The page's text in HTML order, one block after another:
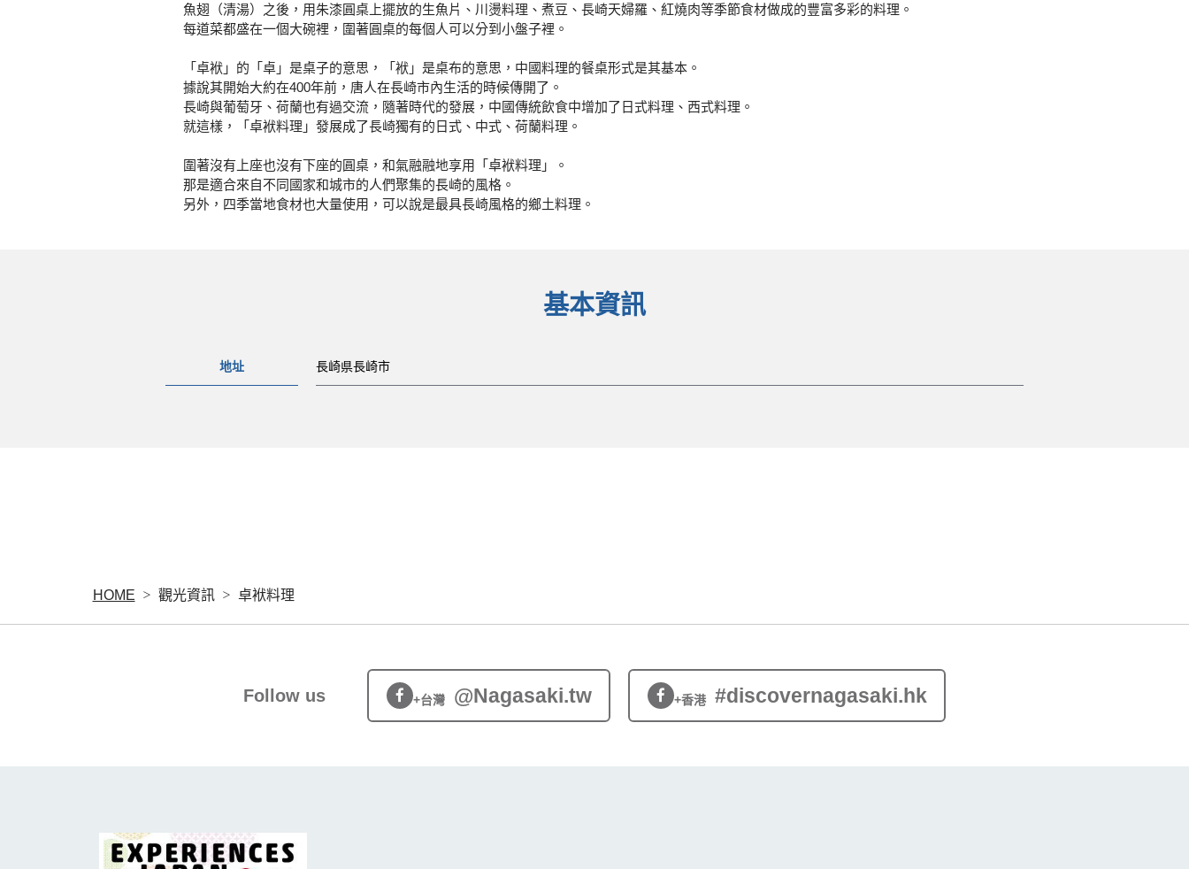
魚翅（清湯）之後，用朱漆圓桌上擺放的生魚片、川燙料理、煮豆、長崎天婦羅、紅燒肉等季節食材做成的豐富多彩的料理。
每道菜都盛在一個大碗裡，圍著圓桌的每個人可以分到小盤子裡。
「卓袱」的「卓」是桌子的意思，「袱」是桌布的意思，中國料理的餐桌形式是其基本。
據說其開始大約在400年前，唐人在長崎市內生活的時候傳開了。
長崎與葡萄牙、荷蘭也有過交流，隨著時代的發展，中國傳統飲食中增加了日式料理、西式料理。
就這樣，「卓袱料理」發展成了長崎獨有的日式、中式、荷蘭料理。
圍著沒有上座也沒有下座的圓桌，和氣融融地享用「卓袱料理」。
那是適合來自不同國家和城市的人們聚集的長崎的風格。
另外，四季當地食材也大量使用，可以說是最具長崎風格的鄉土料理。
基本資訊
地址 長崎県長崎市
HOME 觀光資訊 卓袱料理
Follow us +台灣 @Nagasaki.tw +香港 #discovernagasaki.hk